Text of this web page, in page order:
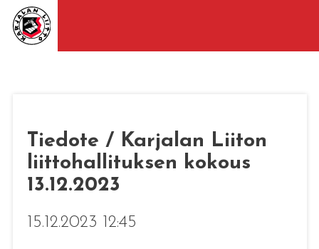
Tiedote / Karjalan Liiton
liittohallituksen kokous
13.12.2023
15.12.2023 12:45